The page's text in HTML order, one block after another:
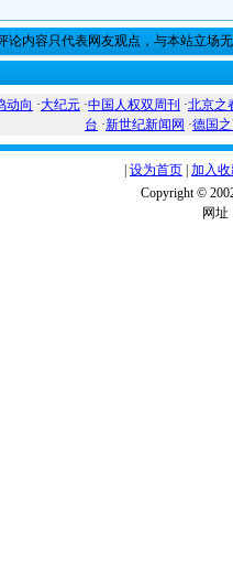
论内容只代表网友观点，与本站立场
动向 ·大纪元 ·中国人权双周刊 ·北京之
台 ·新世纪新闻网 ·德国
设为首页 加入
Copyright ©
网址